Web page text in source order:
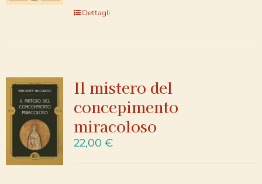
Dettagli
Il mistero del
concepimento
miracoloso
22,00 €